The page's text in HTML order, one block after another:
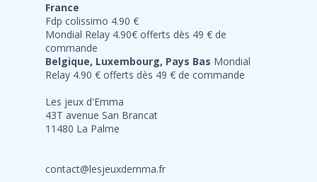
France
Fdp colissimo 4.90 €
Mondial Relay 4.90€ offerts dès 49 € de
commande
Belgique, Luxembourg, Pays Bas Mondial
Relay 4.90 € offerts dès 49 € de commande
Les jeux d'Emma
43T avenue San Brancat
11480 La Palme
contact@lesjeuxdemma.fr